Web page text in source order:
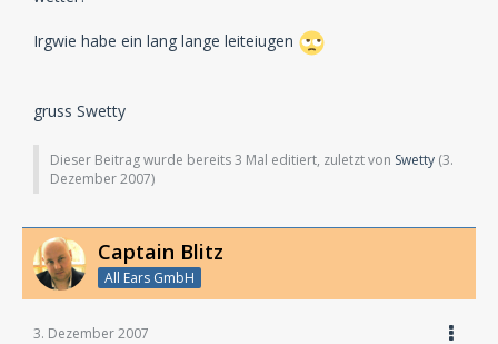
Irgwie habe ein lang lange leiteiugen
gruss Swetty
Dieser Beitrag wurde bereits 3 Mal editiert, zuletzt von Swetty (3.
Dezember 2007)
Captain Blitz
All Ears GmbH
3. Dezember 2007